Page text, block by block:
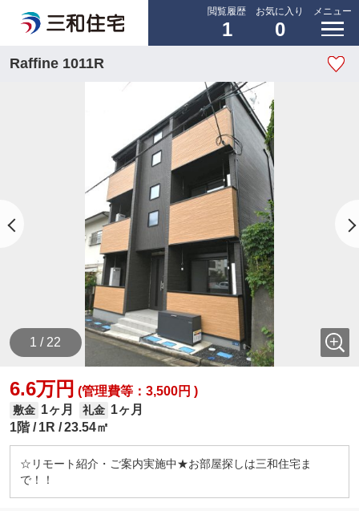
閲覧履歴
1
お気に入り
0
メニュー
Raffine 1011R
1 / 22
6.6万円 (管理費等：3,500円 )
敷金 1ヶ月 礼金 1ヶ月
1階
1R 23.54㎡
☆リモート紹介・ご案内実施中★お部屋探しは三和住宅ま
で！！